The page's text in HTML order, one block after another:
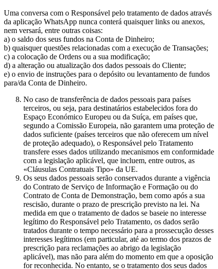
Uma conversa com o Responsável pelo tratamento de dados através
da aplicação WhatsApp nunca conterá quaisquer links ou anexos,
nem versará, entre outras coisas:
a) o saldo dos seus fundos na Conta de Dinheiro;
b) quaisquer questões relacionadas com a execução de Transações;
c) a colocação de Ordens ou a sua modificação;
d) a alteração ou atualização dos dados pessoais do Cliente;
e) o envio de instruções para o depósito ou levantamento de fundos
para/da Conta de Dinheiro.
No caso de transferência de dados pessoais para países
terceiros, ou seja, para destinatários estabelecidos fora do
Espaço Económico Europeu ou da Suíça, em países que,
segundo a Comissão Europeia, não garantem uma proteção de
dados suficiente (países terceiros que não oferecem um nível
de proteção adequado), o Responsável pelo Tratamento
transfere esses dados utilizando mecanismos em conformidade
com a legislação aplicável, que incluem, entre outros, as
«Cláusulas Contratuais Tipo» da UE.
Os seus dados pessoais serão conservados durante a vigência
do Contrato de Serviço de Informação e Formação ou do
Contrato de Conta de Demonstração, bem como após a sua
rescisão, durante o prazo de prescrição previsto na lei. Na
medida em que o tratamento de dados se baseie no interesse
legítimo do Responsável pelo Tratamento, os dados serão
tratados durante o tempo necessário para a prossecução desses
interesses legítimos (em particular, até ao termo dos prazos de
prescrição para reclamações ao abrigo da legislação
aplicável), mas não para além do momento em que a oposição
for reconhecida. No entanto, se o tratamento dos seus dados